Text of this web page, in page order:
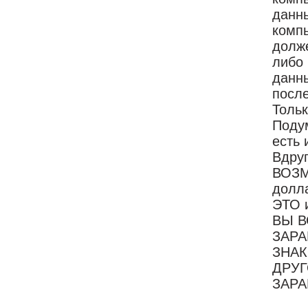
либо
есть
ЭТО
ВЫ